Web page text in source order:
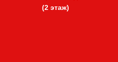
(2 этаж)